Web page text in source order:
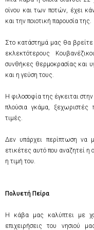
οίνου και των ποτών, έχει
και την ποιοτική παρουσία της.
Στο κατάστημά μας θα
εκλεκτότερους
συνθήκες θερμοκρασίας και
και η γεύση τους.
Η φιλοσοφία της έγκειται
πλούσια γκάμα, ξεχωριστές
τιμές.
Δεν υπάρχει περίπτωση να
ετικέτες αυτό που αναζητεί η
η τιμή του.
Πολυετή Πείρα
Η κάβα μας καλύπτει με
επιχειρήσεις του νησιού